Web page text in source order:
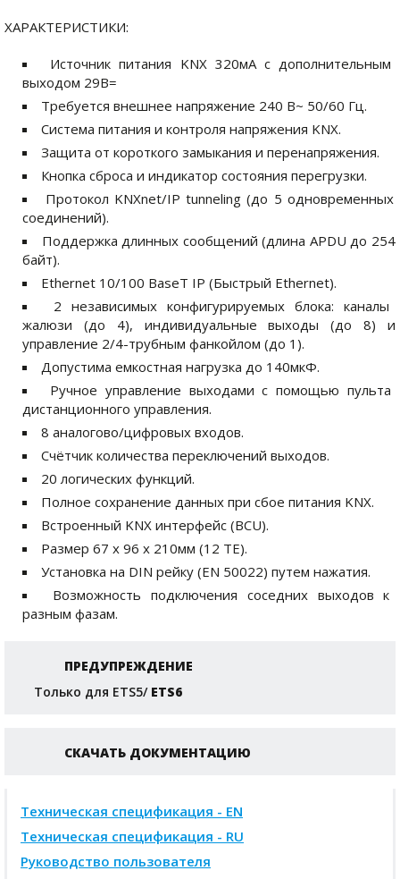
ХАРАКТЕРИСТИКИ:
Источник питания KNX 320мA с дополнительным
выходом 29В=
Требуется внешнее напряжение 240 В~ 50/60 Гц.
Система питания и контроля напряжения KNX.
Защита от короткого замыкания и перенапряжения.
Кнопка сброса и индикатор состояния перегрузки.
Протокол KNXnet/IP tunneling (до 5 одновременных
соединений).
Поддержка длинных сообщений (длина APDU до 254
байт).
Ethernet 10/100 BaseT IP (Быстрый Ethernet).
2 независимых конфигурируемых блока: каналы
жалюзи (до 4), индивидуальные выходы (до 8) и
управление 2/4-трубным фанкойлом (до 1).
Допустима емкостная нагрузка до 140мкФ.
Ручное управление выходами с помощью пульта
дистанционного управления.
8 аналогово/цифровых входов.
Счётчик количества переключений выходов.
20 логических функций.
Полное сохранение данных при сбое питания KNX.
Встроенный KNX интерфейс (BCU).
Размер 67 x 96 x 210мм (12 ТЕ).
Установка на DIN рейку (EN 50022) путем нажатия.
Возможность подключения соседних выходов к
разным фазам.
ПРЕДУПРЕЖДЕНИЕ
Только для ETS5/ETS6
СКАЧАТЬ ДОКУМЕНТАЦИЮ
Техническая спецификация - EN
Техническая спецификация - RU
Руководство пользователя